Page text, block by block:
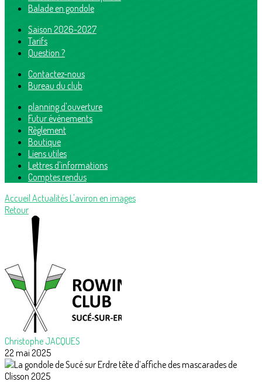
Balade en gondole
Saison 2026-2027
Tarifs
Question ?
Contactez-nous
Bureau du club
planning d'ouverture
Futur événements
Règlement
Boutique
Liens utiles
Lettres d'informations
Comptes rendus
Accueil ActualitésL'aviron en images
Retour
Christophe JACQUES
22 mai 2025